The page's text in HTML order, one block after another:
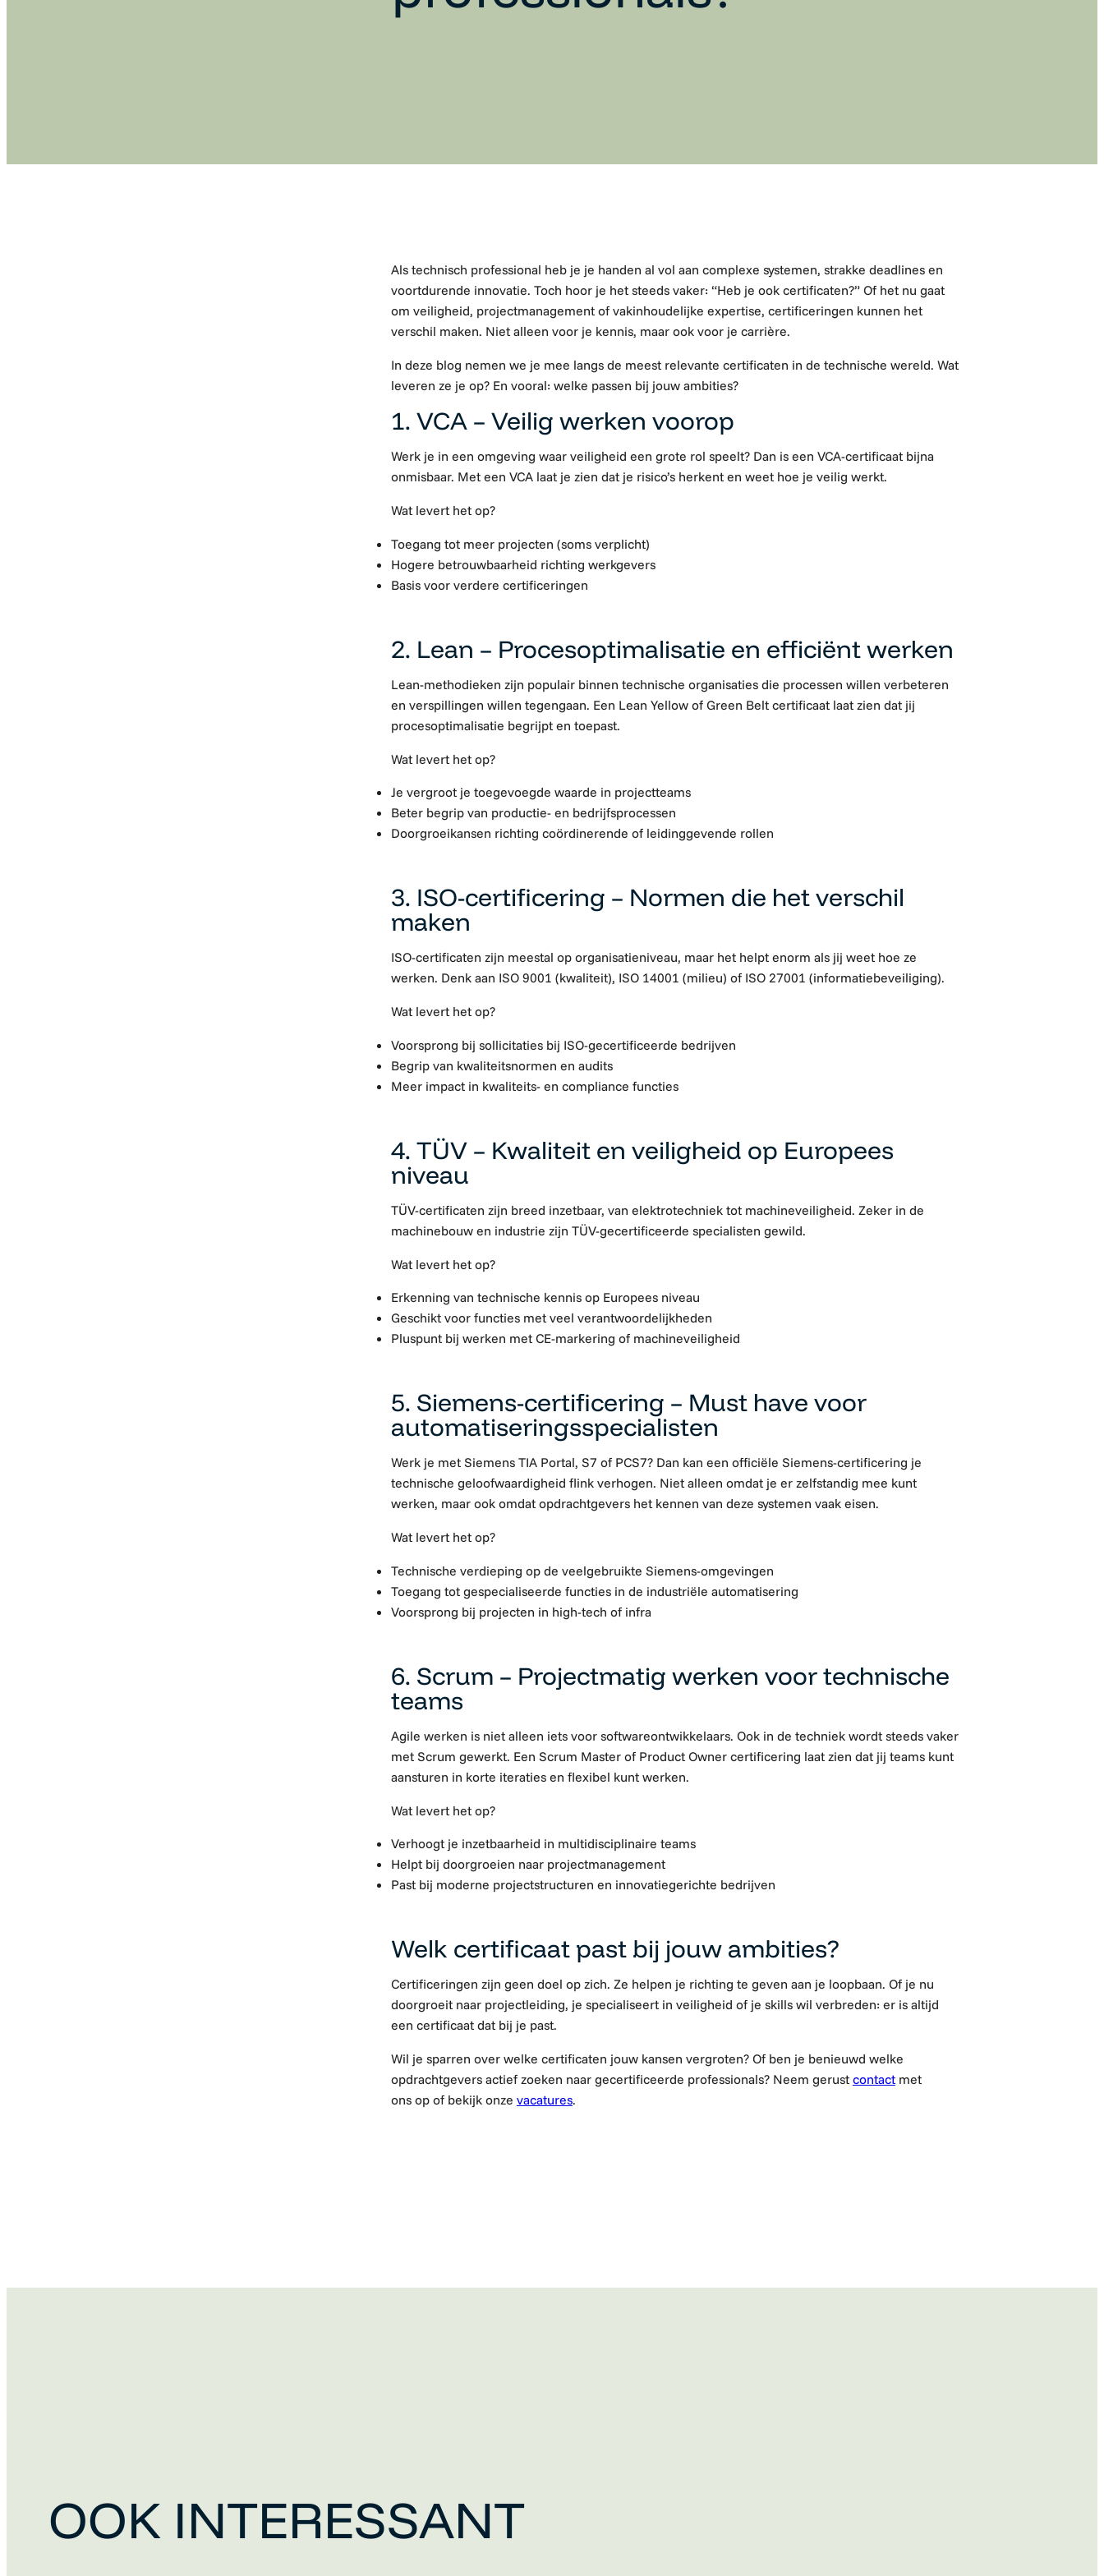
Als technisch professional heb je je handen al vol aan complexe systemen, strakke deadlines en
voortdurende innovatie. Toch hoor je het steeds vaker: “Heb je ook certificaten?” Of het nu gaat
om veiligheid, projectmanagement of vakinhoudelijke expertise, certificeringen kunnen het
verschil maken. Niet alleen voor je kennis, maar ook voor je carrière.
In deze blog nemen we je mee langs de meest relevante certificaten in de technische wereld. Wat
leveren ze je op? En vooral: welke passen bij jouw ambities?
1. VCA – Veilig werken voorop
Werk je in een omgeving waar veiligheid een grote rol speelt? Dan is een VCA-certificaat bijna
onmisbaar. Met een VCA laat je zien dat je risico’s herkent en weet hoe je veilig werkt.
Wat levert het op?
Toegang tot meer projecten (soms verplicht)
Hogere betrouwbaarheid richting werkgevers
Basis voor verdere certificeringen
2. Lean – Procesoptimalisatie en efficiënt werken
Lean-methodieken zijn populair binnen technische organisaties die processen willen verbeteren
en verspillingen willen tegengaan. Een Lean Yellow of Green Belt certificaat laat zien dat jij
procesoptimalisatie begrijpt en toepast.
Wat levert het op?
Je vergroot je toegevoegde waarde in projectteams
Beter begrip van productie- en bedrijfsprocessen
Doorgroeikansen richting coördinerende of leidinggevende rollen
3. ISO-certificering – Normen die het verschil
maken
ISO-certificaten zijn meestal op organisatieniveau, maar het helpt enorm als jij weet hoe ze
werken. Denk aan ISO 9001 (kwaliteit), ISO 14001 (milieu) of ISO 27001 (informatiebeveiliging).
Wat levert het op?
Voorsprong bij sollicitaties bij ISO-gecertificeerde bedrijven
Begrip van kwaliteitsnormen en audits
Meer impact in kwaliteits- en compliance functies
4. TÜV – Kwaliteit en veiligheid op Europees
niveau
TÜV-certificaten zijn breed inzetbaar, van elektrotechniek tot machineveiligheid. Zeker in de
machinebouw en industrie zijn TÜV-gecertificeerde specialisten gewild.
Wat levert het op?
Erkenning van technische kennis op Europees niveau
Geschikt voor functies met veel verantwoordelijkheden
Pluspunt bij werken met CE-markering of machineveiligheid
5. Siemens-certificering – Must have voor
automatiseringsspecialisten
Werk je met Siemens TIA Portal, S7 of PCS7? Dan kan een officiële Siemens-certificering je
technische geloofwaardigheid flink verhogen. Niet alleen omdat je er zelfstandig mee kunt
werken, maar ook omdat opdrachtgevers het kennen van deze systemen vaak eisen.
Wat levert het op?
Technische verdieping op de veelgebruikte Siemens-omgevingen
Toegang tot gespecialiseerde functies in de industriële automatisering
Voorsprong bij projecten in high-tech of infra
6. Scrum – Projectmatig werken voor technische
teams
Agile werken is niet alleen iets voor softwareontwikkelaars. Ook in de techniek wordt steeds vaker
met Scrum gewerkt. Een Scrum Master of Product Owner certificering laat zien dat jij teams kunt
aansturen in korte iteraties en flexibel kunt werken.
Wat levert het op?
Verhoogt je inzetbaarheid in multidisciplinaire teams
Helpt bij doorgroeien naar projectmanagement
Past bij moderne projectstructuren en innovatiegerichte bedrijven
Welk certificaat past bij jouw ambities?
Certificeringen zijn geen doel op zich. Ze helpen je richting te geven aan je loopbaan. Of je nu
doorgroeit naar projectleiding, je specialiseert in veiligheid of je skills wil verbreden: er is altijd
een certificaat dat bij je past.
Wil je sparren over welke certificaten jouw kansen vergroten? Of ben je benieuwd welke
opdrachtgevers actief zoeken naar gecertificeerde professionals? Neem gerust contactmet
ons op of bekijk onze vacatures.
OOK INTERESSANT